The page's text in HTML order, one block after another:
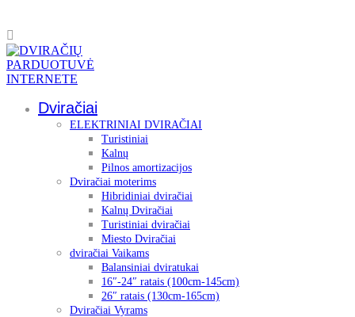
Dviračiai
ELEKTRINIAI DVIRAČIAI
Turistiniai
Kalnų
Pilnos amortizacijos
Dviračiai moterims
Hibridiniai dviračiai
Kalnų Dviračiai
Turistiniai dviračiai
Miesto Dviračiai
dviračiai Vaikams
Balansiniai dviratukai
16″-24″ ratais (100cm-145cm)
26″ ratais (130cm-165cm)
Dviračiai Vyrams